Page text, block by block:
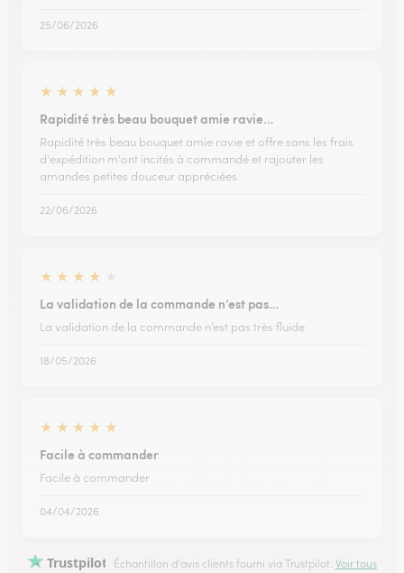
25/06/2026
★ ★ ★ ★ ★
Rapidité très beau bouquet amie ravie…
Rapidité très beau bouquet amie ravie et offre sans les frais
d'expédition m'ont incités à commandé et rajouter les
amandes petites douceur appréciées
22/06/2026
★ ★ ★ ★
La validation de la commande n’est pas…
La validation de la commande n’est pas très fluide
18/05/2026
★ ★ ★ ★ ★
Facile à commander
Facile à commander
04/04/2026
Trustpilot Échantillon d'avis clients fourni via Trustpilot. Voir tous